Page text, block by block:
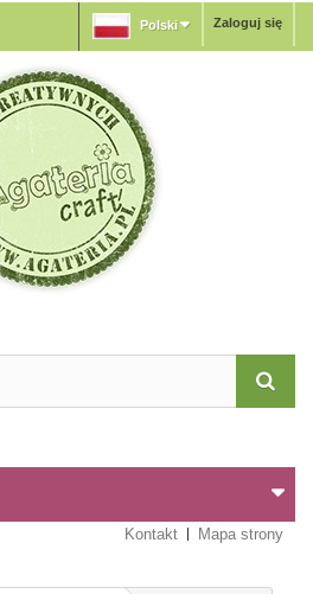
Zaloguj się
Polski
Kontakt Mapa strony